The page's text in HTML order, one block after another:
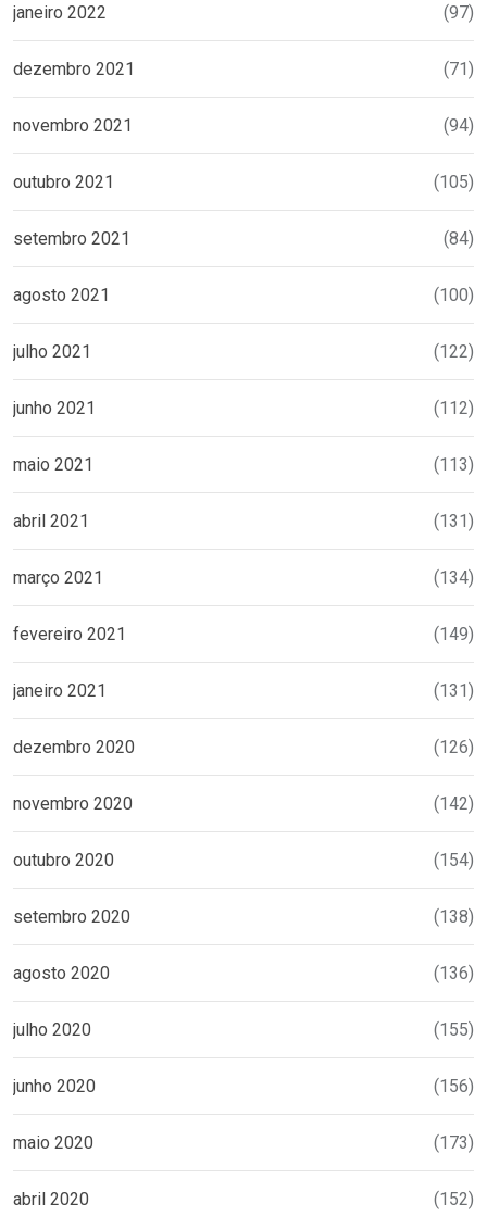
janeiro 2022 (97)
dezembro 2021 (71)
novembro 2021 (94)
outubro 2021 (105)
setembro 2021 (84)
agosto 2021 (100)
julho 2021 (122)
junho 2021 (112)
maio 2021 (113)
abril 2021 (131)
março 2021 (134)
fevereiro 2021 (149)
janeiro 2021 (131)
dezembro 2020 (126)
novembro 2020 (142)
outubro 2020 (154)
setembro 2020 (138)
agosto 2020 (136)
julho 2020 (155)
junho 2020 (156)
maio 2020 (173)
abril 2020 (152)